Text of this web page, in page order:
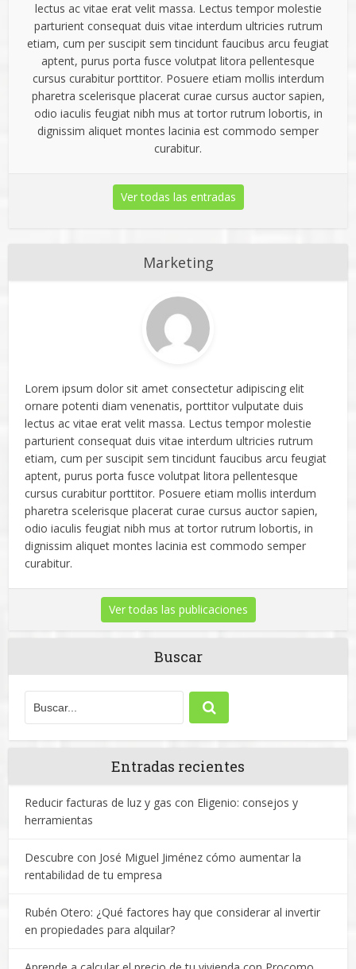
lectus ac vitae erat velit massa. Lectus tempor molestie
parturient consequat duis vitae interdum ultricies rutrum
etiam, cum per suscipit sem tincidunt faucibus arcu feugiat
aptent, purus porta fusce volutpat litora pellentesque
cursus curabitur porttitor. Posuere etiam mollis interdum
pharetra scelerisque placerat curae cursus auctor sapien,
odio iaculis feugiat nibh mus at tortor rutrum lobortis, in
dignissim aliquet montes lacinia est commodo semper
curabitur.
Ver todas las entradas
Marketing
Lorem ipsum dolor sit amet consectetur adipiscing elit
ornare potenti diam venenatis, porttitor vulputate duis
lectus ac vitae erat velit massa. Lectus tempor molestie
parturient consequat duis vitae interdum ultricies rutrum
etiam, cum per suscipit sem tincidunt faucibus arcu feugiat
aptent, purus porta fusce volutpat litora pellentesque
cursus curabitur porttitor. Posuere etiam mollis interdum
pharetra scelerisque placerat curae cursus auctor sapien,
odio iaculis feugiat nibh mus at tortor rutrum lobortis, in
dignissim aliquet montes lacinia est commodo semper
curabitur.
Ver todas las publicaciones
Buscar
Entradas recientes
Reducir facturas de luz y gas con Eligenio: consejos y
herramientas
Descubre con José Miguel Jiménez cómo aumentar la
rentabilidad de tu empresa
Rubén Otero: ¿Qué factores hay que considerar al invertir
en propiedades para alquilar?